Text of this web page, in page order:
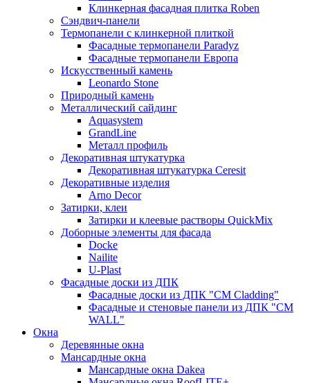
Клинкерная фасадная плитка Roben
Сэндвич-панели
Термопанели с клинкерной плиткой
Фасадные термопанели Paradyz
Фасадные термопанели Европа
Искусственный камень
Leonardo Stone
Природный камень
Металлический сайдинг
Aquasystem
GrandLine
Металл профиль
Декоративная штукатурка
Декоративная штукатурка Ceresit
Декоративные изделия
Arno Decor
Затирки, клеи
Затирки и клеевые растворы QuickMix
Доборные элементы для фасада
Docke
Nailite
U-Plast
Фасадные доски из ДПК
Фасадные доски из ДПК "CM Cladding"
Фасадные и стеновые панели из ДПК "CM
WALL"
Окна
Деревянные окна
Мансардные окна
Мансардные окна Dakea